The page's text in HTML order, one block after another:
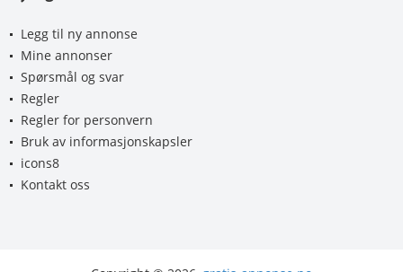
Legg til ny annonse
Mine annonser
Spørsmål og svar
Regler
Regler for personvern
Bruk av informasjonskapsler
icons8
Kontakt oss